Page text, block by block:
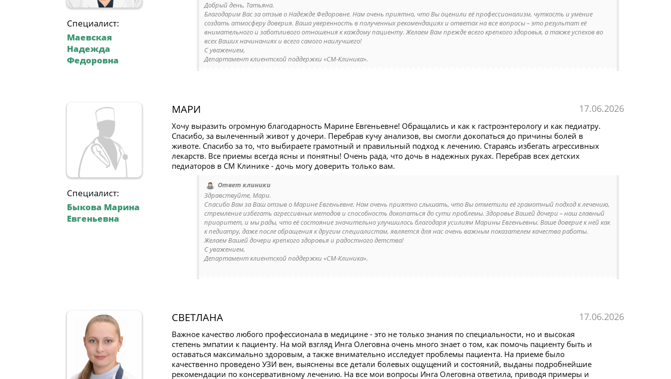
Специалист:
Маевская
Надежда
Федоровна
Добрый день, Татьяна.
Благодарим Вас за отзыв о Надежде Федоровне. Нам очень приятно, что Вы оценили её профессионализм, чуткость и умение
создать атмосферу доверия. Ваша уверенность в полученных рекомендациях и ответах на все вопросы – это результат её
внимательного и заботливого отношения к каждому пациенту. Желаем Вам прежде всего крепкого здоровья, а также успехов во
всех Ваших начинаниях и всего самого наилучшего!
С уважением,
Департамент клиентской поддержки «СМ-Клиника».
Специалист:
Быкова Марина
Евгеньевна
МАРИ 17.06.2026
Хочу выразить огромную благодарность Марине Евгеньевне! Обращались и как к гастроэнтерологу и как педиатру.
Спасибо, за вылеченный живот у дочери. Перебрав кучу анализов, вы смогли докопаться до причины болей в
животе. Спасибо за то, что выбираете грамотный и правильный подход к лечению. Стараясь избегать агрессивных
лекарств. Все приемы всегда ясны и понятны! Очень рада, что дочь в надежных руках. Перебрав всех детских
педиаторов в СМ Клинике - дочь могу доверить только вам.
Ответ клиники
Здравствуйте, Мари.
Спасибо Вам за Ваш отзыв о Марине Евгеньевне. Нам очень приятно слышать, что Вы отметили её грамотный подход к лечению,
стремление избегать агрессивных методов и способность докопаться до сути проблемы. Здоровье Вашей дочери – наш главный
приоритет, и мы рады, что её состояние значительно улучшилось благодаря усилиям Марины Евгеньевны. Ваше доверие к ней как
к педиатру, даже после обращения к другим специалистам, является для нас очень важным показателем качества работы.
Желаем Вашей дочери крепкого здоровья и радостного детства!
С уважением,
Департамент клиентской поддержки «СМ-Клиника».
СВЕТЛАНА 17.06.2026
Важное качество любого профессионала в медицине - это не только знания по специальности, но и высокая
степень эмпатии к пациенту. На мой взгляд Инга Олеговна очень много знает о том, как помочь пациенту быть и
оставаться максимально здоровым, а также внимательно исследует проблемы пациента. На приеме было
качественно проведено УЗИ вен, выяснены все детали болевых ощущений и состояний, выданы подробнейшие
рекомендации по консервативному лечению. На все мои вопросы Инга Олеговна ответила, приводя примеры и